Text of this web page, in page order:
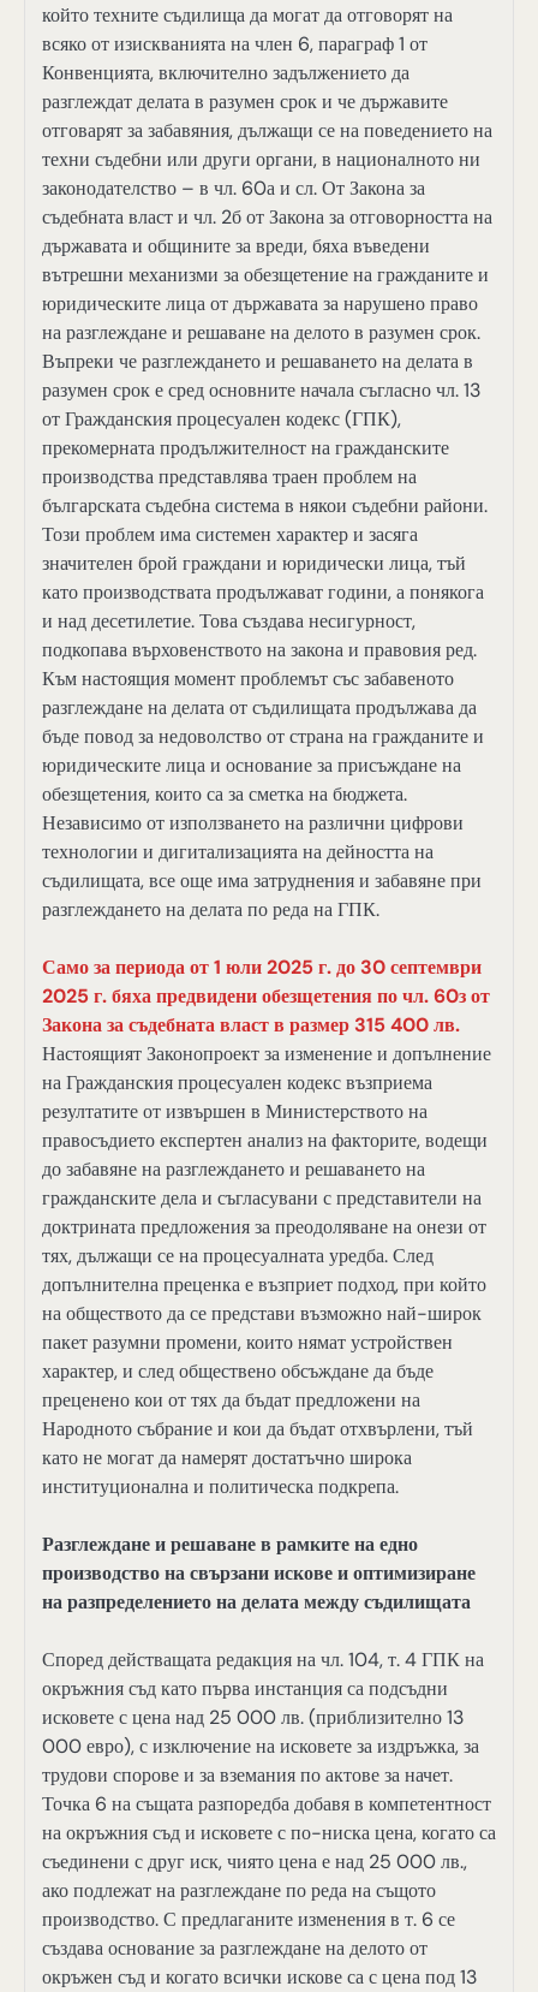
който техните съдилища да могат да отговорят на
всяко от изискванията на член 6, параграф 1 от
Конвенцията, включително задължението да
разглеждат делата в разумен срок и че държавите
отговарят за забавяния, дължащи се на поведението на
техни съдебни или други органи, в националното ни
законодателство – в чл. 60а и сл. От Закона за
съдебната власт и чл. 2б от Закона за отговорността на
държавата и общините за вреди, бяха въведени
вътрешни механизми за обезщетение на гражданите и
юридическите лица от държавата за нарушено право
на разглеждане и решаване на делото в разумен срок.
Въпреки че разглеждането и решаването на делата в
разумен срок е сред основните начала съгласно чл. 13
от Гражданския процесуален кодекс (ГПК),
прекомерната продължителност на гражданските
производства представлява траен проблем на
българската съдебна система в някои съдебни райони.
Този проблем има системен характер и засяга
значителен брой граждани и юридически лица, тъй
като производствата продължават години, а понякога
и над десетилетие. Това създава несигурност,
подкопава върховенството на закона и правовия ред.
Към настоящия момент проблемът със забавеното
разглеждане на делата от съдилищата продължава да
бъде повод за недоволство от страна на гражданите и
юридическите лица и основание за присъждане на
обезщетения, които са за сметка на бюджета.
Независимо от използването на различни цифрови
технологии и дигитализацията на дейността на
съдилищата, все още има затруднения и забавяне при
разглеждането на делата по реда на ГПК.
Само за периода от 1 юли 2025 г. до 30 септември
2025 г. бяха предвидени обезщетения по чл. 60з от
Закона за съдебната власт в размер 315 400 лв.
Настоящият Законопроект за изменение и допълнение
на Гражданския процесуален кодекс възприема
резултатите от извършен в Министерството на
правосъдието експертен анализ на факторите, водещи
до забавяне на разглеждането и решаването на
гражданските дела и съгласувани с представители на
доктрината предложения за преодоляване на онези от
тях, дължащи се на процесуалната уредба. След
допълнителна преценка е възприет подход, при който
на обществото да се представи възможно най-широк
пакет разумни промени, които нямат устройствен
характер, и след обществено обсъждане да бъде
преценено кои от тях да бъдат предложени на
Народното събрание и кои да бъдат отхвърлени, тъй
като не могат да намерят достатъчно широка
институционална и политическа подкрепа.
Разглеждане и решаване в рамките на едно
производство на свързани искове и оптимизиране
на разпределението на делата между съдилищата
Според действащата редакция на чл. 104, т. 4 ГПК на
окръжния съд като първа инстанция са подсъдни
исковете с цена над 25 000 лв. (приблизително 13
000 евро), с изключение на исковете за издръжка, за
трудови спорове и за вземания по актове за начет.
Точка 6 на същата разпоредба добавя в компетентност
на окръжния съд и исковете с по-ниска цена, когато са
съединени с друг иск, чиято цена е над 25 000 лв.,
ако подлежат на разглеждане по реда на същото
производство. С предлаганите изменения в т. 6 се
създава основание за разглеждане на делото от
окръжен съд и когато всички искове са с цена под 13